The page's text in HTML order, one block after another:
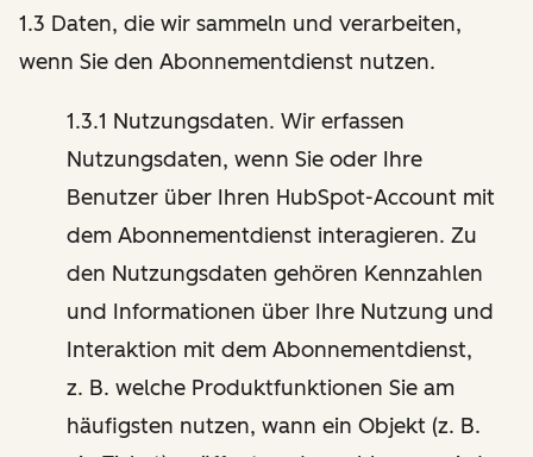
1.3 Daten, die wir sammeln und verarbeiten,
wenn Sie den Abonnementdienst nutzen.
1.3.1 Nutzungsdaten. Wir erfassen
Nutzungsdaten, wenn Sie oder Ihre
Benutzer über Ihren HubSpot-Account mit
dem Abonnementdienst interagieren. Zu
den Nutzungsdaten gehören Kennzahlen
und Informationen über Ihre Nutzung und
Interaktion mit dem Abonnementdienst,
z. B. welche Produktfunktionen Sie am
häufigsten nutzen, wann ein Objekt (z. B.